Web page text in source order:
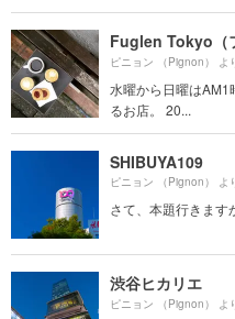
Fuglen Tokyo（
ピニョン （Pignon） よ
水曜から日曜はAM1
るお店。 20...
SHIBUYA109
ピニョン （Pignon） よ
さて、本題行きま
渋谷ヒカリエ
ピニョン （Pignon） よ